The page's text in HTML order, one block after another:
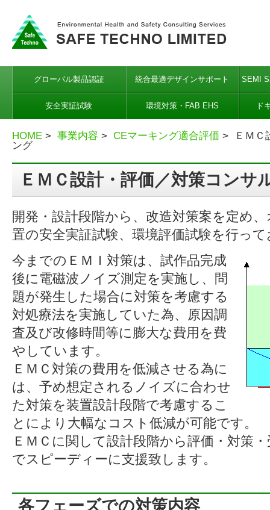
グローバル製品認証 統合最適デザインサポート SEMI
安全実証試験 環境対策・FAB EHS ド
HOME > 事業内容 > CEマーキング適合評価 > ＥＭＣ
ング
ＥＭＣ設計・評価／対策コンサ
開発・設計段階から、改造対策案を定め
置の安全実証試験、環境評価試験を行っ
今までのＥＭＩ対策は、試作品完成
後に電磁波ノイズ測定を実施し、問
題が発生した場合に対策を考慮する
対処療法を実施していた為、原因調
査及び改修時間等に膨大な費用を費
やしています。
ＥＭＣ対策の費用を低減させる為に
は、予め想定されるノイズに合わせ
た対策を装置設計段階で考慮するこ
とにより大幅なコスト低減が可能です。
ＥＭＣに関して設計段階から評価・対策
でスピーディーに支援致します。
各フェーズでの対策内容